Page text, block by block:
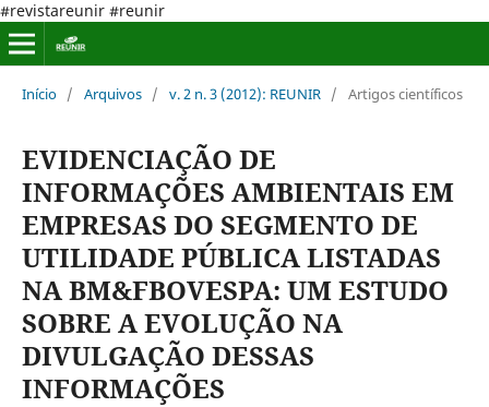
#revistareunir #reunir
Início / Arquivos / v. 2 n. 3 (2012): REUNIR / Artigos científicos
EVIDENCIAÇÃO DE
INFORMAÇÕES AMBIENTAIS EM
EMPRESAS DO SEGMENTO DE
UTILIDADE PÚBLICA LISTADAS
NA BM&FBOVESPA: UM ESTUDO
SOBRE A EVOLUÇÃO NA
DIVULGAÇÃO DESSAS
INFORMAÇÕES